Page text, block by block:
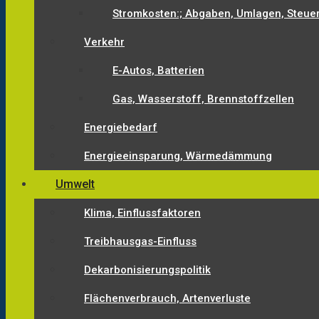
Stromkosten:; Abgaben, Umlagen,
Verkehr
E-Autos, Batterien
Gas, Wasserstoff, Brennstoffzellen
Energiebedarf
Energieeinsparung, Wärmedämmung
Umwelt
Klima, Einflussfaktoren
Treibhausgas-Einfluss
Dekarbonisierungspolitik
Flächenverbrauch, Artenverluste